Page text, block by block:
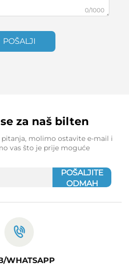
0/1000
POŠALJI
za naš bilten
molimo ostavite e-mail i
vas što je prije moguće
POŠALJITE
ODMAH
WHATSAPP